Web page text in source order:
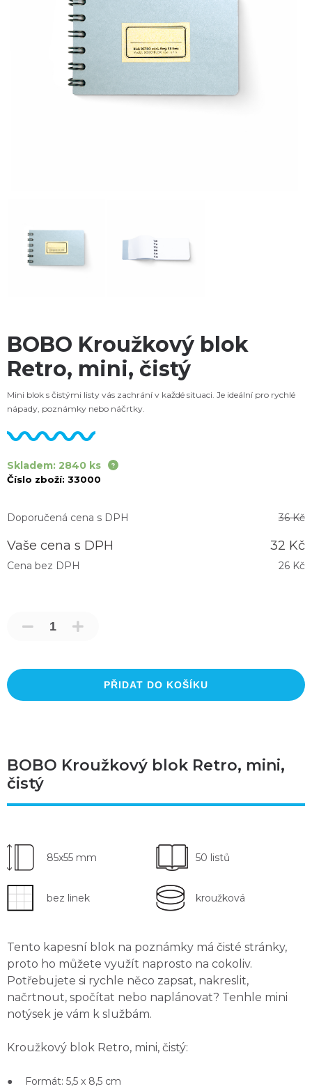
BOBO Kroužkový blok
Retro, mini, čistý
Mini blok s čistými listy vás zachrání v každé situaci. Je ideální pro rychlé
nápady, poznámky nebo náčrtky.
Skladem: 2840 ks
Číslo zboží: 33000
Doporučená cena s DPH 36 Kč
Vaše cena s DPH 32 Kč
Cena bez DPH 26 Kč
PŘIDAT DO KOŠÍKU
BOBO Kroužkový blok Retro, mini,
čistý
85x55 mm 50 listů
bez linek kroužková
Tento kapesní blok na poznámky má čisté stránky,
proto ho můžete využít naprosto na cokoliv.
Potřebujete si rychle něco zapsat, nakreslit,
načrtnout, spočítat nebo naplánovat? Tenhle mini
notýsek je vám k službám.
Kroužkový blok Retro, mini, čistý:
● Formát: 5,5 x 8,5 cm